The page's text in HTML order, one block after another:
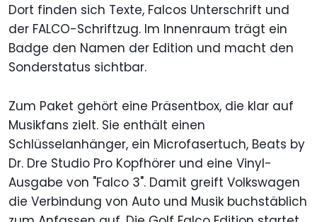
Dort finden sich Texte, Falcos Unterschrift und
der FALCO-Schriftzug. Im Innenraum trägt ein
Badge den Namen der Edition und macht den
Sonderstatus sichtbar.
Zum Paket gehört eine Präsentbox, die klar auf
Musikfans zielt. Sie enthält einen
Schlüsselanhänger, ein Microfasertuch, Beats by
Dr. Dre Studio Pro Kopfhörer und eine Vinyl-
Ausgabe von "Falco 3". Damit greift Volkswagen
die Verbindung von Auto und Musik buchstäblich